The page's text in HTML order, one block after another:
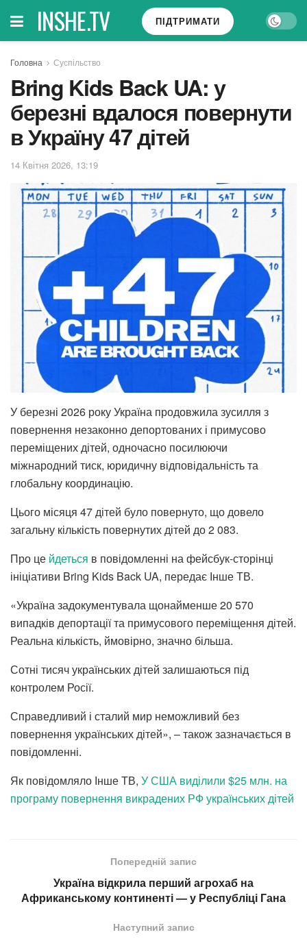
INSHE.TV ПІДТРИМАТИ
Головна Суспільство
Bring Kids Back UA: у
березні вдалося повернути
в Україну 47 дітей
14 Квітня 2026, 13:19
У березні 2026 року Україна продовжила зусилля з
повернення незаконно депортованих і примусово
переміщених дітей, одночасно посилюючи
міжнародний тиск, юридичну відповідальність та
глобальну координацію.
Цього місяця 47 дітей було повернуто, що довело
загальну кількість повернутих дітей до 2 083.
Про це йдеться в повідомленні на фейсбук-сторінці
ініціативи Bring Kids Back UA, передає Інше ТВ.
«Україна задокументувала щонайменше 20 570
випадків депортації та примусового переміщення дітей.
Реальна кількість, ймовірно, значно більша.
Сотні тисяч українських дітей залишаються під
контролем Росії.
Справедливий і сталий мир неможливий без
повернення українських дітей», – також зазначається в
повідомленні.
Як повідомляло Інше ТВ, У США виділили $25 млн. на
програму повернення викрадених РФ українських дітей
Попередній запис
Україна відкрила перший агрохаб на
Африканському континенті — у Республіці Гана
Наступний запис